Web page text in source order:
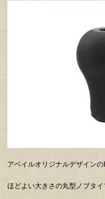
アベイルオリジナルデザインの
ほどよい大きさの丸型ノブタ